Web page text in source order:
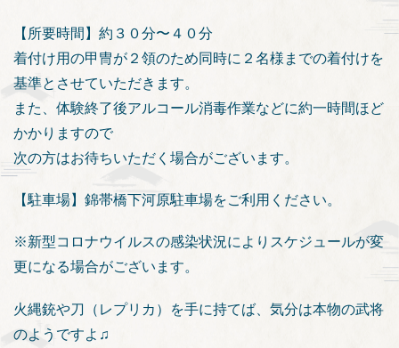
【所要時間】約３０分〜４０分
着付け用の甲冑が２領のため同時に２名様までの着付けを
基準とさせていただきます。
また、体験終了後アルコール消毒作業などに約一時間ほど
かかりますので
次の方はお待ちいただく場合がございます。
【駐車場】錦帯橋下河原駐車場をご利用ください。
※新型コロナウイルスの感染状況によりスケジュールが変
更になる場合がございます。
火縄銃や刀（レプリカ）を手に持てば、気分は本物の武将
のようですよ♫